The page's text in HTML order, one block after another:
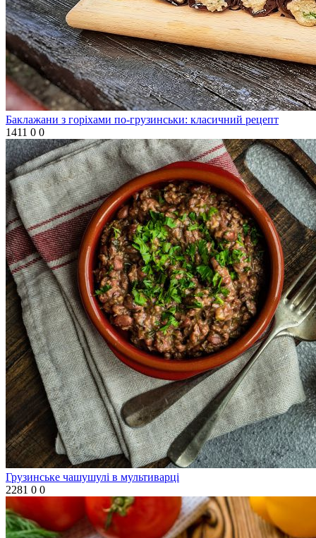
Баклажани з горіхами по-грузинськи: класичний рецепт
1411 0 0
Грузинське чашушулі в мультиварці
2281 0 0